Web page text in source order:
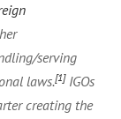
serving
laws.[1]IGOs
creating the